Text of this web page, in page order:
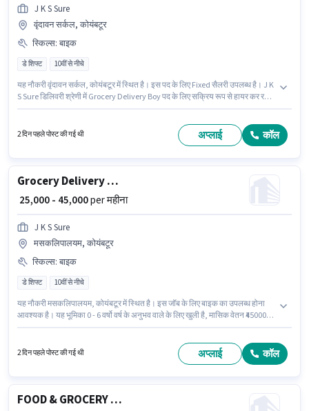
J K S Sure
वृंदावन सर्कल, कोयंबटूर
स्किल्स: बाइक
डे शिफ्ट 10वीं से नीचे
यह नौकरी वृंदावन सर्कल, कोयंबटूर में स्थित है। इस पद के लिए Fixed सैलरी उपलब्ध है। J K
S Sure डिलिवरी श्रेणी में Grocery Delivery Boy पद के लिए सक्रिय रूप से हायर कर रहा
धाराप्रवाह होना चाहिए।
2 दिन पहले पोस्ट की गई थी अप्लाई कॉल
Grocery Delivery Boy
₹ 25,000 - 45,000per महीना
J K S Sure
मसकलिपालयम, कोयंबटूर
स्किल्स: बाइक
डे शिफ्ट 10वीं से नीचे
यह नौकरी मसकलिपालयम, कोयंबटूर में स्थित है। इस जॉब के लिए बाइक का उपलब्ध होना
आवश्यक है। यह भूमिका 0 - 6 वर्षो वर्ष के अनुभव वाले के लिए खुली है, मासिक वेतन ₹45000
होना चाहिए।
2 दिन पहले पोस्ट की गई थी अप्लाई कॉल
FOOD & GROCERY DELIVERY BOY